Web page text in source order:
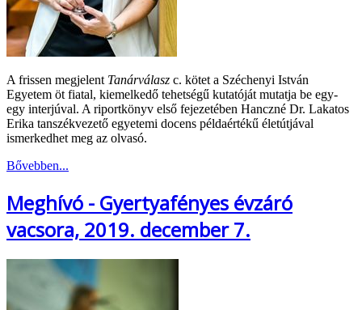
A frissen megjelent Tanárválasz c. kötet a Széchenyi István
Egyetem öt fiatal, kiemelkedő tehetségű kutatóját mutatja be egy-
egy interjúval. A riportkönyv első fejezetében Hanczné Dr. Lakatos
Erika tanszékvezető egyetemi docens példaértékű életútjával
ismerkedhet meg az olvasó.
Bővebben...
Meghívó - Gyertyafényes évzáró
vacsora, 2019. december 7.